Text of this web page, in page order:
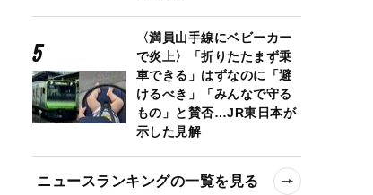
〈満員山手線にベビーカー
で炎上〉「折りたたまず乗
車できる」はずなのに「避
けるべき」「みんなで守る
もの」と賛否…JR東日本が
示した見解
ニュースランキングの一覧を見る